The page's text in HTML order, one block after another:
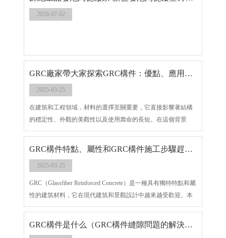
2026-07-02
GRC廠家帶大家探索GRC構件：優點、應用領域與制造過程
2025-03-25
在建筑和工程領域，材料的選擇至關重要，它直接影響著結構
的穩定性、外觀的美觀性以及使用壽命的長短。在這個背景
下，GRC（玻璃纖維增強混凝土）構件作為一種輕質、耐久且
多功能的材料，在近年來逐漸引起了人們的關注。本文將介紹
GRC構件特點、屬性和GRC構件施工步驟趕緊來看看吧
2025-03-25
GRC（Glassfiber Reinforced Concrete）是一種具有獨特特點和屬
性的建筑材料，它在現代建筑和景觀設計中越來越受歡迎。本
文將介紹GRC構件的特點、屬性以及施工步驟。
GRC構件是什么（GRC構件縫隙問題的解決方案與應用）